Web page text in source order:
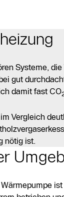
Systeme,
gut
damit fast CO
Vergleich
nötig ist.